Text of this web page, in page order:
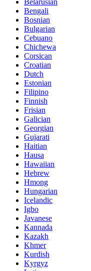
Belarusian
Bengali
Bosnian
Bulgarian
Cebuano
Chichewa
Corsican
Croatian
Dutch
Estonian
Filipino
Finnish
Frisian
Galician
Georgian
Gujarati
Haitian
Hausa
Hawaiian
Hebrew
Hmong
Hungarian
Icelandic
Igbo
Javanese
Kannada
Kazakh
Khmer
Kurdish
Kyrgyz